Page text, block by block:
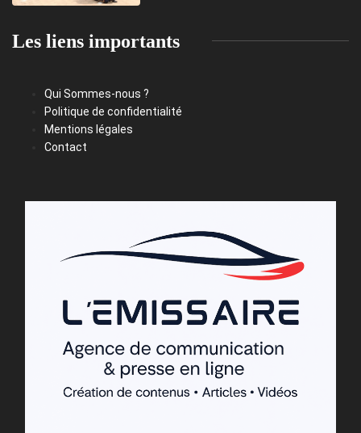
Les liens importants
Qui Sommes-nous ?
Politique de confidentialité
Mentions légales
Contact